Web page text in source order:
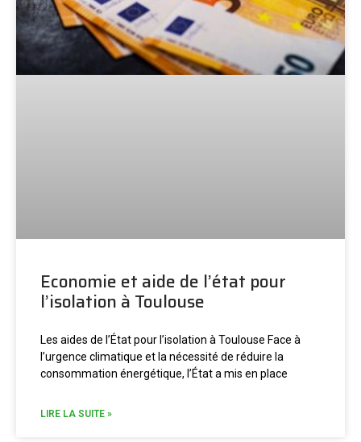
Economie et aide de l’état pour
l’isolation à Toulouse
Les aides de l’État pour l’isolation à Toulouse Face à
l’urgence climatique et la nécessité de réduire la
consommation énergétique, l’État a mis en place
LIRE LA SUITE »